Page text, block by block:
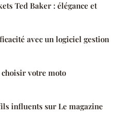
Ted Baker : élégance et
avec un logiciel gestion
votre moto
influents sur Le magazine